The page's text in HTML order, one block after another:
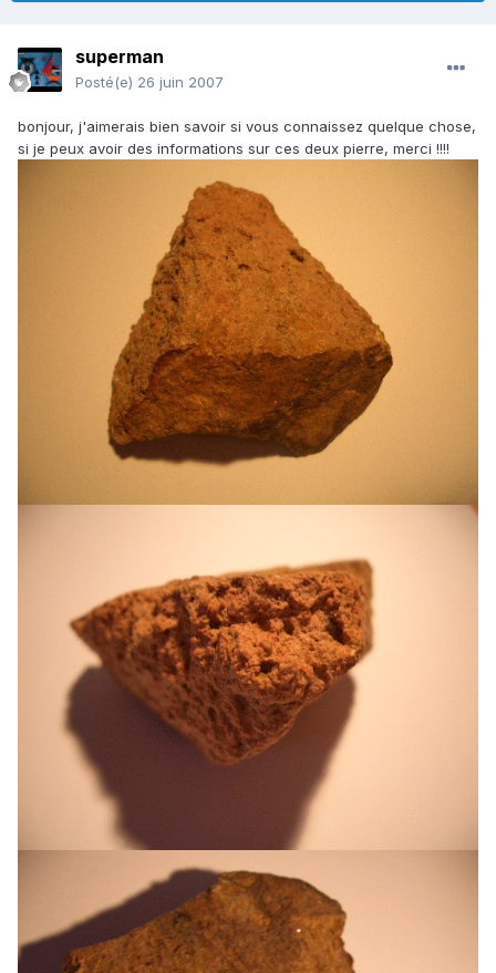
superman
Posté(e) 26 juin 2007
bonjour, j'aimerais bien savoir si vous connaissez quelque chose,
si je peux avoir des informations sur ces deux pierre, merci !!!!